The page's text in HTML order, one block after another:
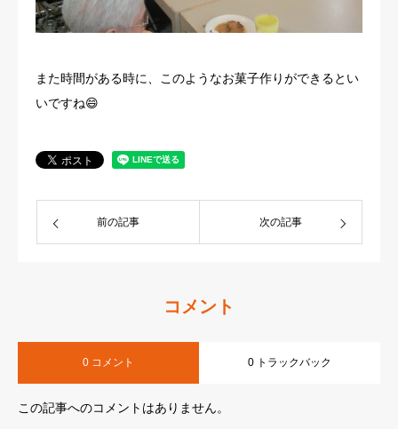
また時間がある時に、このようなお菓子作りができるとい
いですね😄
前の記事 次の記事
コメント
0 コメント 0 トラックバック
この記事へのコメントはありません。